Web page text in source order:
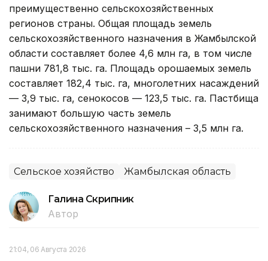
преимущественно сельскохозяйственных
регионов страны. Общая площадь земель
сельскохозяйственного назначения в Жамбылской
области составляет более 4,6 млн га, в том числе
пашни 781,8 тыс. га. Площадь орошаемых земель
составляет 182,4 тыс. га, многолетних насаждений
— 3,9 тыс. га, сенокосов — 123,5 тыс. га. Пастбища
занимают большую часть земель
сельскохозяйственного назначения – 3,5 млн га.
Сельское хозяйство Жамбылская область
Галина Скрипник
Автор
21:04, 06 Августа 2026